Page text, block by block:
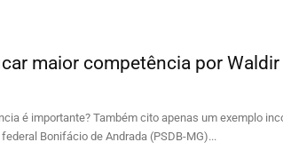
maior competência por Waldir
é importante? Também cito apenas um exemplo
Bonifácio de Andrada (PSDB-MG)...